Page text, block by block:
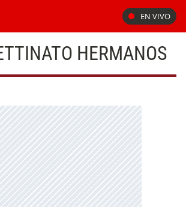
EN VIVO
HERMANOS